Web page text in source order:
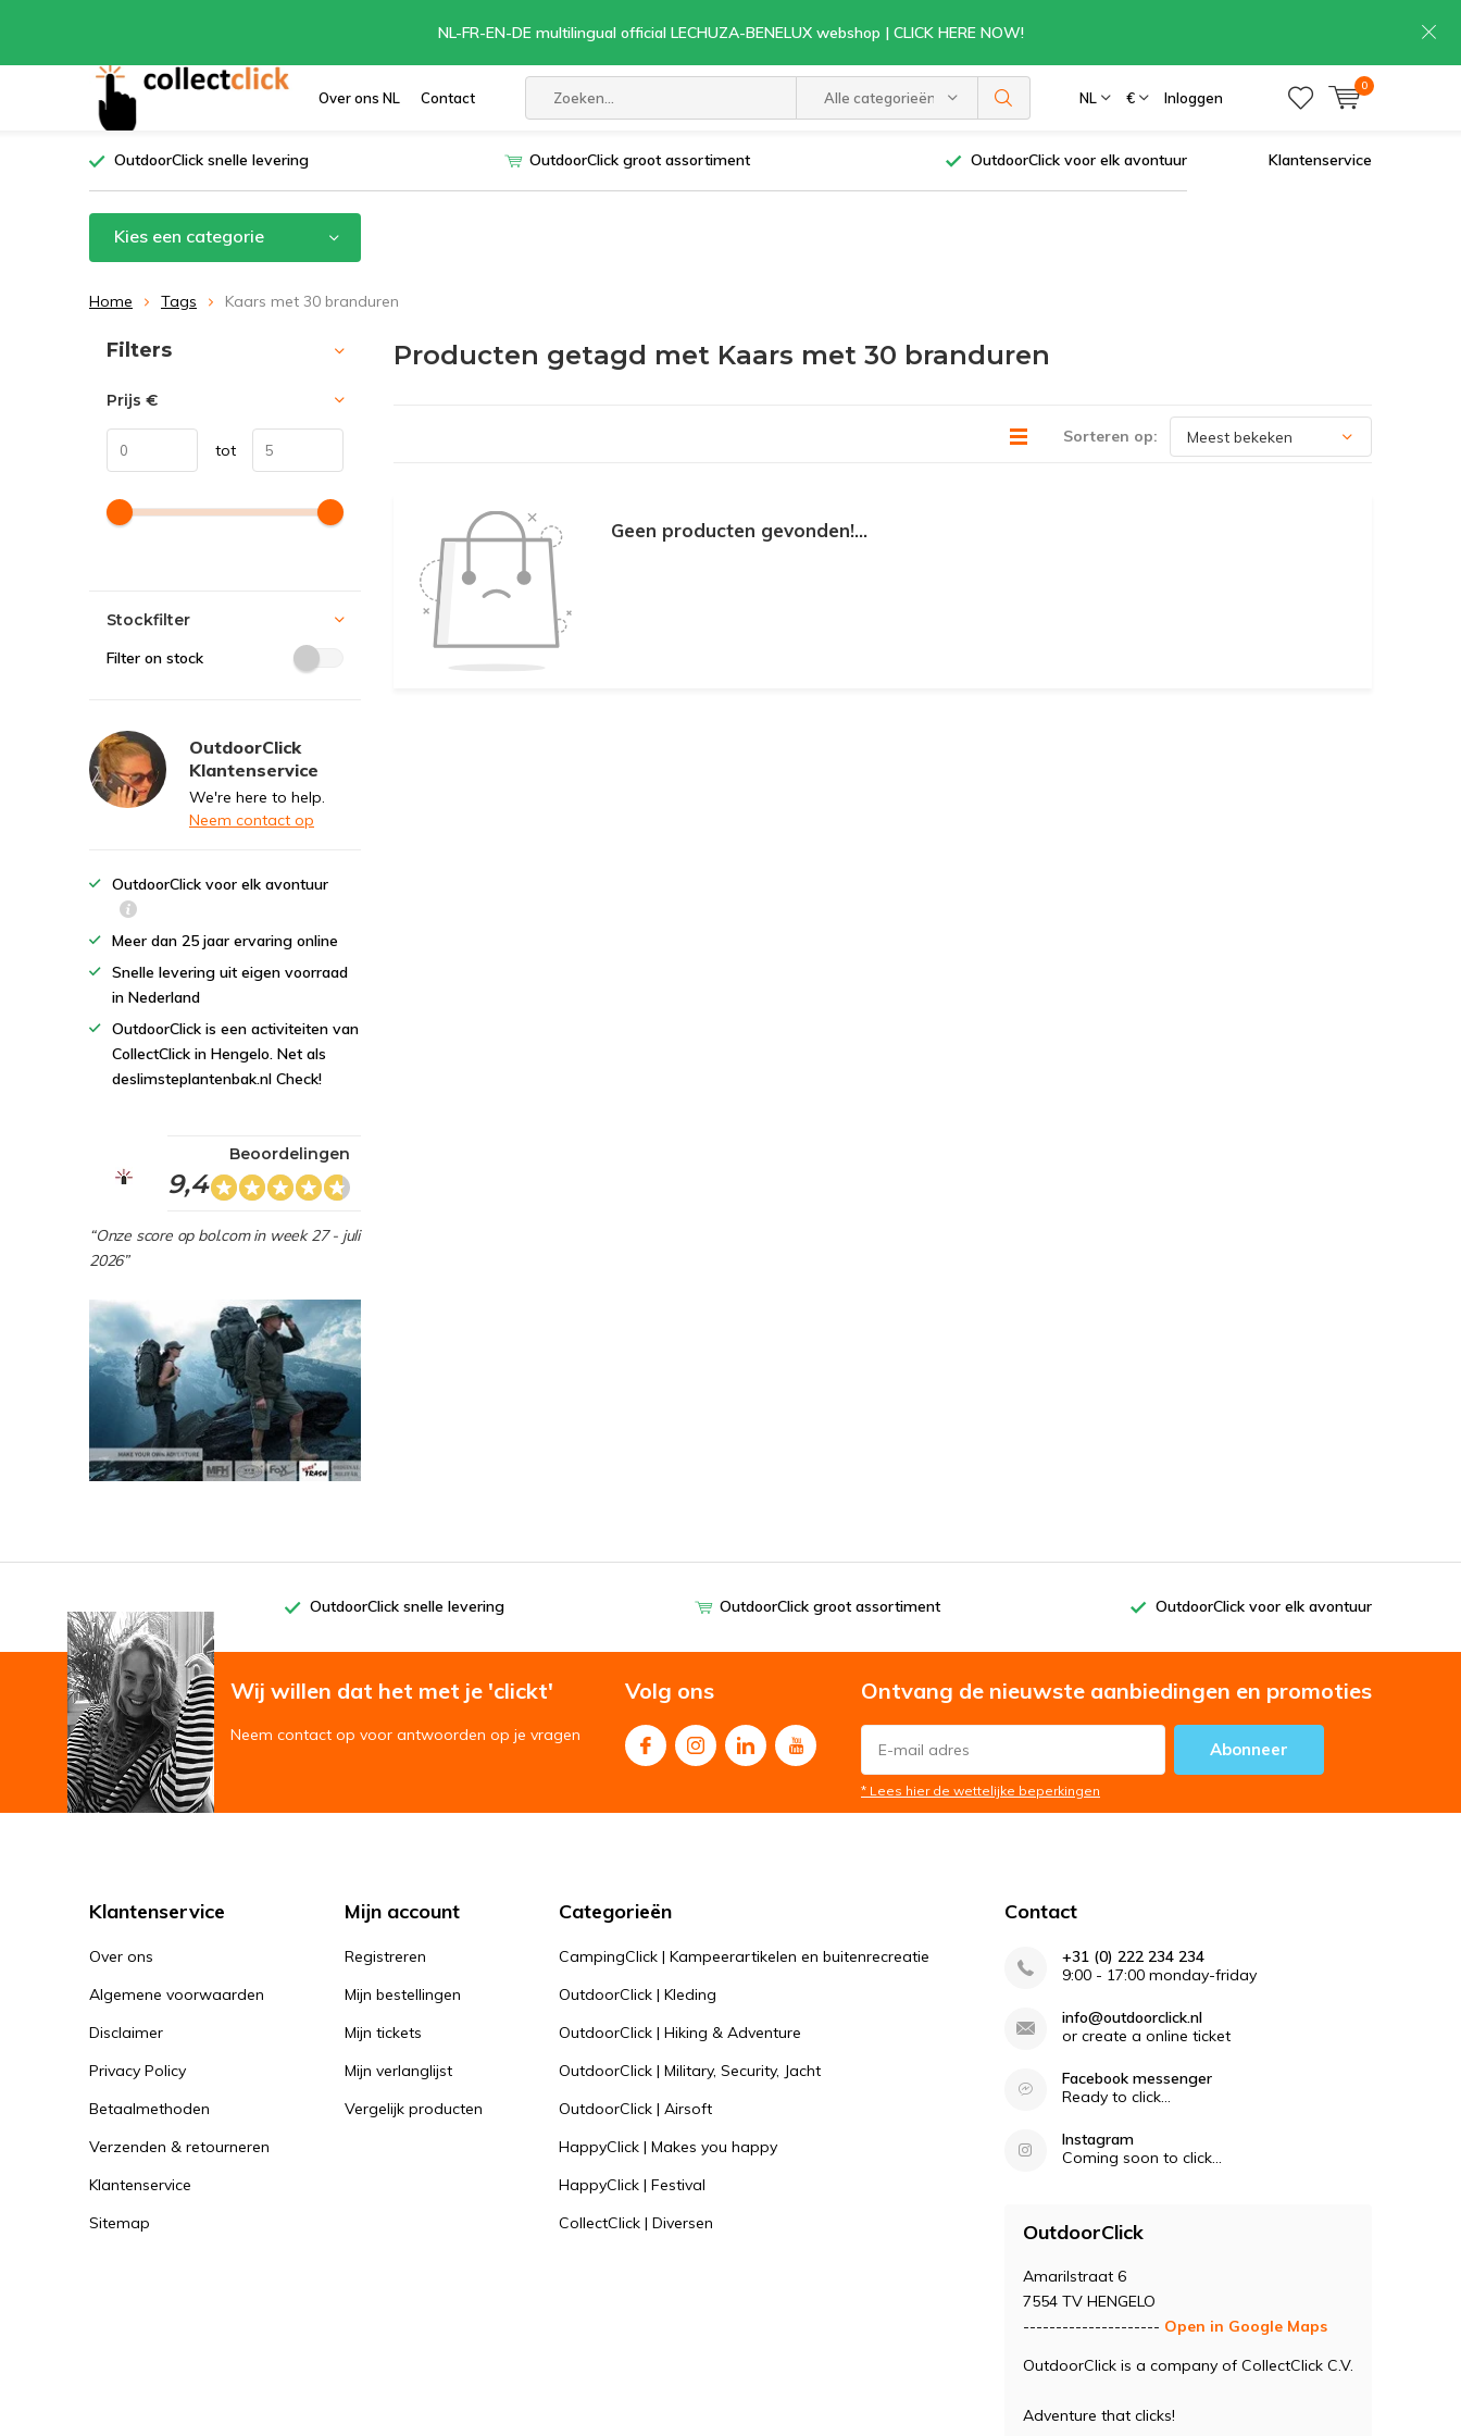
Over ons NL Contact Alle categorieën NL € Inloggen
0
NL-FR-EN-DE multilingual official LECHUZA-BENELUX webshop | CLICK HERE NOW!
OutdoorClick snelle levering OutdoorClick groot assortiment OutdoorClick voor elk avontuur Klantenservice
Kies een categorie
Home Tags Kaars met 30 branduren
Producten getagd met Kaars met 30 branduren
Sorteren op:
Geen producten gevonden!...
Sorteren op:
Filters
Prijs €
tot
Stockfilter
Filter on stock
OutdoorClick
Klantenservice
We're here to help.
Neem contact op
OutdoorClick voor elk avontuur
Meer dan 25 jaar ervaring online
Snelle levering uit eigen voorraad
in Nederland
OutdoorClick is een activiteiten van
CollectClick in Hengelo. Net als
deslimsteplantenbak.nl Check!
9,4
Beoordelingen
“Onze score op bol.com in week 27 - juli
2026”
OutdoorClick snelle levering OutdoorClick groot assortiment OutdoorClick voor elk avontuur
Wij willen dat het met je 'clickt'
Neem contact op voor antwoorden op je vragen
Volg ons Ontvang de nieuwste aanbiedingen en promoties
Abonneer
* Lees hier de wettelijke beperkingen
Klantenservice
Over ons
Algemene voorwaarden
Disclaimer
Privacy Policy
Betaalmethoden
Verzenden & retourneren
Klantenservice
Sitemap
Mijn account
Registreren
Mijn bestellingen
Mijn tickets
Mijn verlanglijst
Vergelijk producten
Categorieën
CampingClick | Kampeerartikelen en buitenrecreatie
OutdoorClick | Kleding
OutdoorClick | Hiking & Adventure
OutdoorClick | Military, Security, Jacht
OutdoorClick | Airsoft
HappyClick | Makes you happy
HappyClick | Festival
CollectClick | Diversen
Contact
+31 (0) 222 234 234
9:00 - 17:00 monday-friday
info@outdoorclick.nl
or create a online ticket
Facebook messenger
Ready to click...
Instagram
Coming soon to click...
OutdoorClick
Amarilstraat 6
7554 TV HENGELO
--------------------- Open in Google Maps
OutdoorClick is a company of CollectClick C.V.
Adventure that clicks!